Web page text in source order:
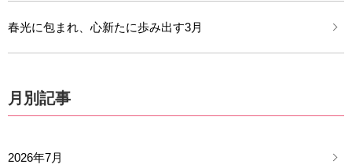
春光に包まれ、心新たに歩み出す3月
月別記事
2026年7月